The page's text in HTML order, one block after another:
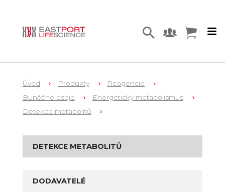
Úvod Produkty
Reagencie
Buněčné eseje
Energetický metabolismus
Detekce metabolitů
DETEKCE METABOLITŮ
DODAVATELÉ